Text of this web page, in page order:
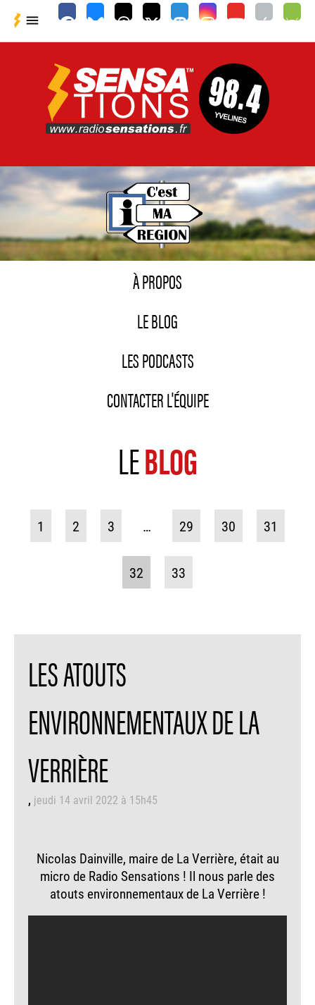

À PROPOS
LE BLOG
LES PODCASTS
CONTACTER L'ÉQUIPE
LEBLOG
1 2 3 … 29 30 31
32 33
LES ATOUTS
ENVIRONNEMENTAUX DE LA
VERRIÈRE
jeudi 14 avril 2022 à 15h45
Nicolas Dainville, maire de La Verrière, était au
micro de Radio Sensations ! Il nous parle des
atouts environnementaux de La Verrière !